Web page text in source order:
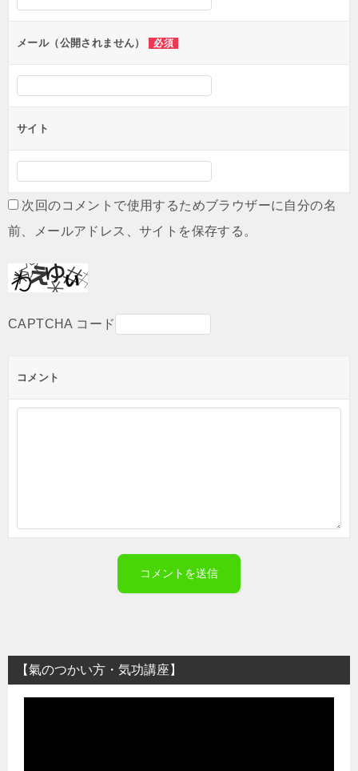
ンメール（公開されません） 必須
サイト
次回のコメントで使用するためブラウザーに自分の名
前、メールアドレス、サイトを保存する。
CAPTCHA コード
コメント
【氣のつかい方・気功講座】